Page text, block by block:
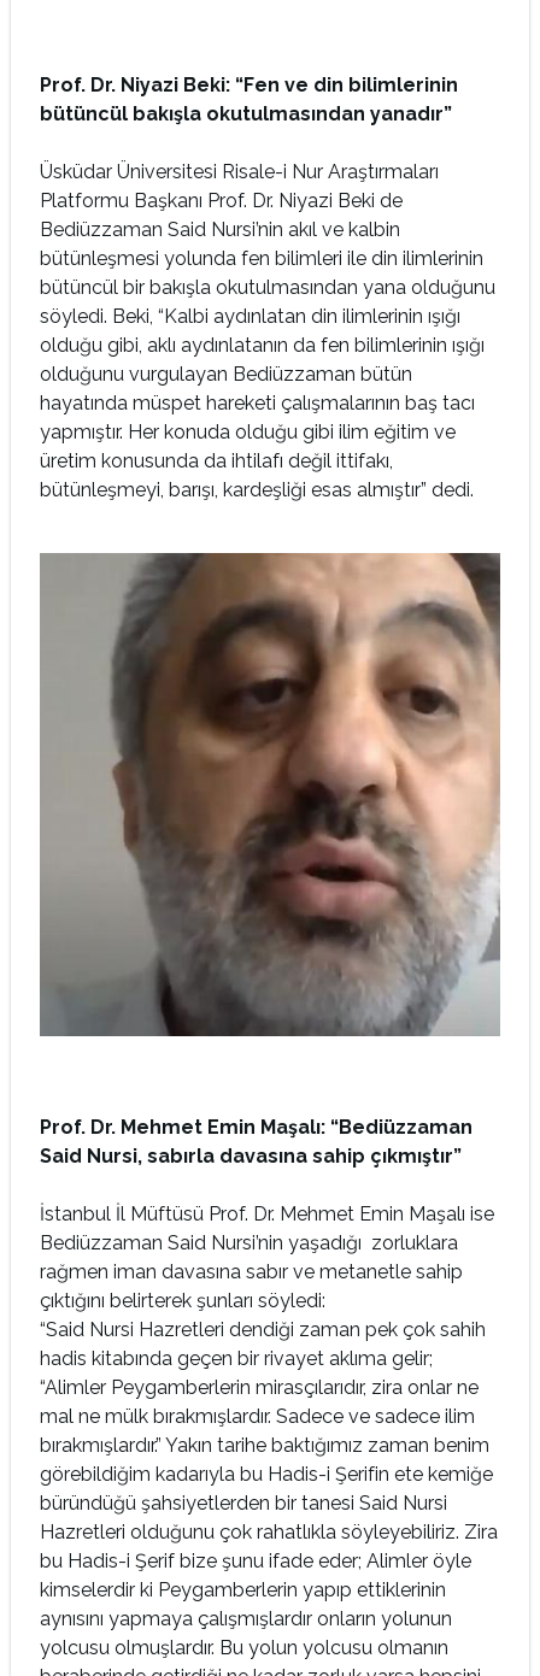
Prof. Dr. Niyazi Beki: “Fen ve din bilimlerinin
bütüncül bakışla okutulmasından yanadır”
Üsküdar Üniversitesi Risale-i Nur Araştırmaları
Platformu Başkanı Prof. Dr. Niyazi Beki de
Bediüzzaman Said Nursi’nin akıl ve kalbin
bütünleşmesi yolunda fen bilimleri ile din ilimlerinin
bütüncül bir bakışla okutulmasından yana olduğunu
söyledi. Beki, “Kalbi aydınlatan din ilimlerinin ışığı
olduğu gibi, aklı aydınlatanın da fen bilimlerinin ışığı
olduğunu vurgulayan Bediüzzaman bütün
hayatında müspet hareketi çalışmalarının baş tacı
yapmıştır. Her konuda olduğu gibi ilim eğitim ve
üretim konusunda da ihtilafı değil ittifakı,
bütünleşmeyi, barışı, kardeşliği esas almıştır” dedi.
Prof. Dr. Mehmet Emin Maşalı: “Bediüzzaman
Said Nursi, sabırla davasına sahip çıkmıştır”
İstanbul İl Müftüsü Prof. Dr. Mehmet Emin Maşalı ise
Bediüzzaman Said Nursi’nin yaşadığı zorluklara
rağmen iman davasına sabır ve metanetle sahip
çıktığını belirterek şunları söyledi:
“Said Nursi Hazretleri dendiği zaman pek çok sahih
hadis kitabında geçen bir rivayet aklıma gelir;
“Alimler Peygamberlerin mirasçılarıdır, zira onlar ne
mal ne mülk bırakmışlardır. Sadece ve sadece ilim
bırakmışlardır.” Yakın tarihe baktığımız zaman benim
görebildiğim kadarıyla bu Hadis-i Şerifin ete kemiğe
büründüğü şahsiyetlerden bir tanesi Said Nursi
Hazretleri olduğunu çok rahatlıkla söyleyebiliriz. Zira
bu Hadis-i Şerif bize şunu ifade eder; Alimler öyle
kimselerdir ki Peygamberlerin yapıp ettiklerinin
aynısını yapmaya çalışmışlardır onların yolunun
yolcusu olmuşlardır. Bu yolun yolcusu olmanın